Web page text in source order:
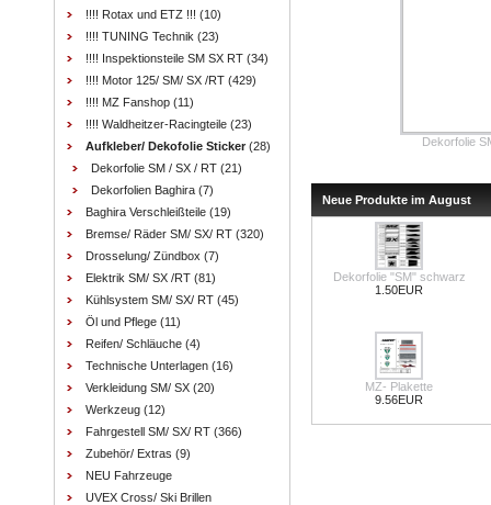
!!!! Rotax und ETZ !!! (10)
!!!! TUNING Technik (23)
!!!! Inspektionsteile SM SX RT (34)
!!!! Motor 125/ SM/ SX /RT (429)
!!!! MZ Fanshop (11)
!!!! Waldheitzer-Racingteile (23)
Aufkleber/ Dekofolie Sticker (28)
Dekorfolie SM / SX / RT (21)
Dekorfolien Baghira (7)
Baghira Verschleißteile (19)
Bremse/ Räder SM/ SX/ RT (320)
Drosselung/ Zündbox (7)
Elektrik SM/ SX /RT (81)
Kühlsystem SM/ SX/ RT (45)
Öl und Pflege (11)
Reifen/ Schläuche (4)
Technische Unterlagen (16)
Verkleidung SM/ SX (20)
Werkzeug (12)
Fahrgestell SM/ SX/ RT (366)
Zubehör/ Extras (9)
NEU Fahrzeuge
UVEX Cross/ Ski Brillen
Dekorfolie
Neue Produkte im August
Dekorfolie "SM" schwarz
1.50EUR
MZ- Plakette
9.56EUR